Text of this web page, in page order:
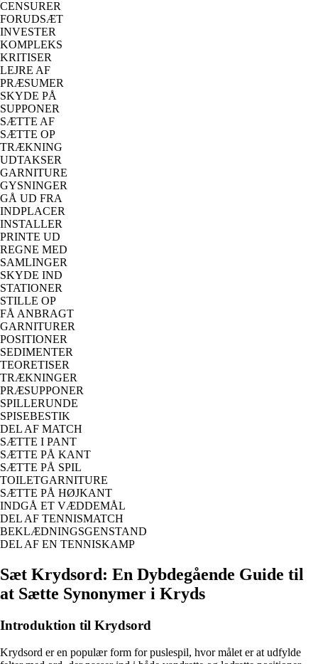
CENSURER
FORUDSÆT
INVESTER
KOMPLEKS
KRITISER
LEJRE AF
PRÆSUMER
SKYDE PÅ
SUPPONER
SÆTTE AF
SÆTTE OP
TRÆKNING
UDTAKSER
GARNITURE
GYSNINGER
GÅ UD FRA
INDPLACER
INSTALLER
PRINTE UD
REGNE MED
SAMLINGER
SKYDE IND
STATIONER
STILLE OP
FÅ ANBRAGT
GARNITURER
POSITIONER
SEDIMENTER
TEORETISER
TRÆKNINGER
PRÆSUPPONER
SPILLERUNDE
SPISEBESTIK
DEL AF MATCH
SÆTTE I PANT
SÆTTE PÅ KANT
SÆTTE PÅ SPIL
TOILETGARNITURE
SÆTTE PÅ HØJKANT
INDGÅ ET VÆDDEMÅL
DEL AF TENNISMATCH
BEKLÆDNINGSGENSTAND
DEL AF EN TENNISKAMP
Sæt Krydsord: En Dybdegående Guide til
at Sætte Synonymer i Kryds
Introduktion til Krydsord
Krydsord er en populær form for puslespil, hvor målet er at udfylde